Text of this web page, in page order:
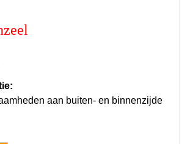
aan buiten- en binnenzijde